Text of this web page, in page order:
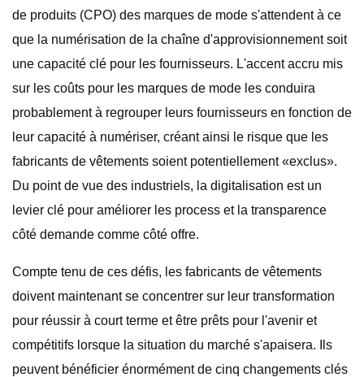
de produits (CPO) des marques de mode s'attendent à ce
que la numérisation de la chaîne d'approvisionnement soit
une capacité clé pour les fournisseurs. L'accent accru mis
sur les coûts pour les marques de mode les conduira
probablement à regrouper leurs fournisseurs en fonction de
leur capacité à numériser, créant ainsi le risque que les
fabricants de vêtements soient potentiellement «exclus».
Du point de vue des industriels, la digitalisation est un
levier clé pour améliorer les process et la transparence
côté demande comme côté offre.
Compte tenu de ces défis, les fabricants de vêtements
doivent maintenant se concentrer sur leur transformation
pour réussir à court terme et être prêts pour l'avenir et
compétitifs lorsque la situation du marché s'apaisera. Ils
peuvent bénéficier énormément de cinq changements clés